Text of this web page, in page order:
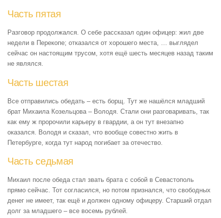
Часть пятая
Разговор продолжался. О себе рассказал один офицер: жил две
недели в Перекопе; отказался от хорошего места, … выглядел
сейчас он настоящим трусом, хотя ещё шесть месяцев назад таким
не являлся.
Часть шестая
Все отправились обедать – есть борщ. Тут же нашёлся младший
брат Михаила Козельцова – Володя. Стали они разговаривать, так
как ему ж пророчили карьеру в гвардии, а он тут внезапно
оказался. Володя и сказал, что вообще совестно жить в
Петербурге, когда тут народ погибает за отечество.
Часть седьмая
Михаил после обеда стал звать брата с собой в Севастополь
прямо сейчас. Тот согласился, но потом признался, что свободных
денег не имеет, так ещё и должен одному офицеру. Старший отдал
долг за младшего – все восемь рублей.